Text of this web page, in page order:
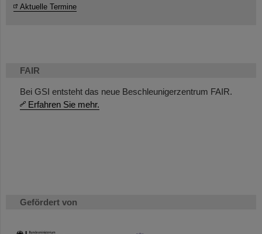
FAIR
Bei GSI entsteht das neue Beschleunigerzentrum FAIR.
Erfahren Sie mehr.
Gefördert von
HMWK
Aktuelle Termine